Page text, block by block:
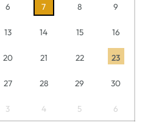
6 7 8 9
13 14 15 16
20 21 22 23
27 28 29 30
3 4 5 6